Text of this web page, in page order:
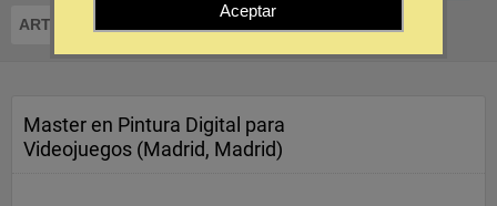
ARTENEO - Formación en Artes Visuales
Master en Pintura Digital para
Videojuegos (Madrid, Madrid)
Aceptar